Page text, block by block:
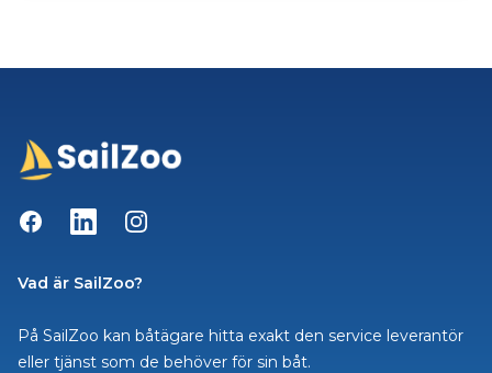
FacebookLinkedInInstagram
Vad är SailZoo?
På SailZoo kan båtägare hitta exakt den service leverantör
eller tjänst som de behöver för sin båt.